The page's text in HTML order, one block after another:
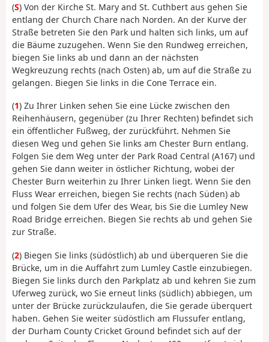
(S) Von der Kirche St. Mary and St. Cuthbert aus gehen Sie
entlang der Church Chare nach Norden. An der Kurve der
Straße betreten Sie den Park und halten sich links, um auf
die Bäume zuzugehen. Wenn Sie den Rundweg erreichen,
biegen Sie links ab und dann an der nächsten
Wegkreuzung rechts (nach Osten) ab, um auf die Straße zu
gelangen. Biegen Sie links in die Cone Terrace ein.
(1) Zu Ihrer Linken sehen Sie eine Lücke zwischen den
Reihenhäusern, gegenüber (zu Ihrer Rechten) befindet sich
ein öffentlicher Fußweg, der zurückführt. Nehmen Sie
diesen Weg und gehen Sie links am Chester Burn entlang.
Folgen Sie dem Weg unter der Park Road Central (A167) und
gehen Sie dann weiter in östlicher Richtung, wobei der
Chester Burn weiterhin zu Ihrer Linken liegt. Wenn Sie den
Fluss Wear erreichen, biegen Sie rechts (nach Süden) ab
und folgen Sie dem Ufer des Wear, bis Sie die Lumley New
Road Bridge erreichen. Biegen Sie rechts ab und gehen Sie
zur Straße.
(2) Biegen Sie links (südöstlich) ab und überqueren Sie die
Brücke, um in die Auffahrt zum Lumley Castle einzubiegen.
Biegen Sie links durch den Parkplatz ab und kehren Sie zum
Uferweg zurück, wo Sie erneut links (südlich) abbiegen, um
unter der Brücke zurückzulaufen, die Sie gerade überquert
haben. Gehen Sie weiter südöstlich am Flussufer entlang,
der Durham County Cricket Ground befindet sich auf der